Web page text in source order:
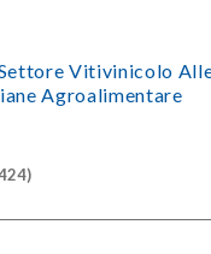
Vitivinicolo
Agroalimentare